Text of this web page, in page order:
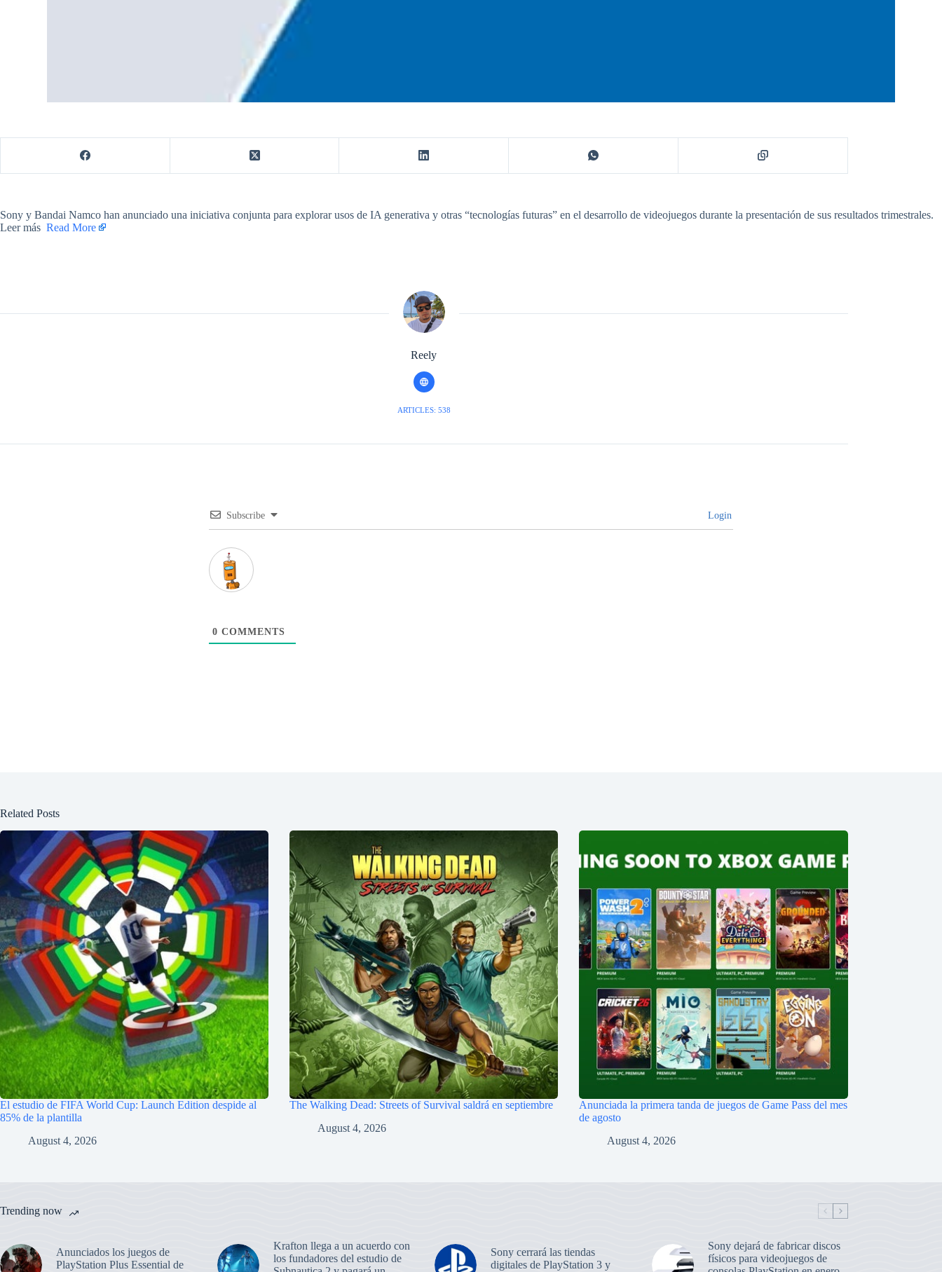
​Sony y Bandai Namco han anunciado una iniciativa conjunta para explorar usos de IA generativa y otras “tecnologías futuras” en el desarrollo de videojuegos durante la presentación de sus resultados trimestrales.
Leer más ​ Read More
Reely
ARTICLES: 538
Subscribe Login
0 COMMENTS
Related Posts
El estudio de FIFA World Cup: Launch Edition despide al
85% de la plantilla
August 4, 2026
The Walking Dead: Streets of Survival saldrá en septiembre
August 4, 2026
Anunciada la primera tanda de juegos de Game Pass del mes
de agosto
August 4, 2026
Trending now
Anunciados los juegos de
PlayStation Plus Essential de
Krafton llega a un acuerdo con
los fundadores del estudio de
Sony cerrará las tiendas
digitales de PlayStation 3 y
Sony dejará de fabricar discos
físicos para videojuegos de